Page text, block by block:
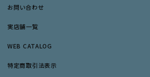
お問い合わせ
実店舗一覧
WEB CATALOG
特定商取引法表示